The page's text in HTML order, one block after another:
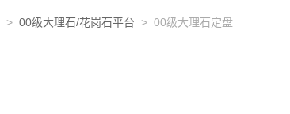
> 00级大理石/花岗石平台 > 00级大理石定盘